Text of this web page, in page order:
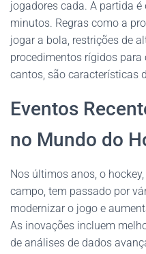
jogadores cada. A partida
minutos. Regras como a
jogar a bola, restrições de
procedimentos rígidos
cantos, são características
Eventos
no Mundo do
Nos últimos anos, o
campo, tem passado por
modernizar o jogo e
As inovações incluem
de análises de dados